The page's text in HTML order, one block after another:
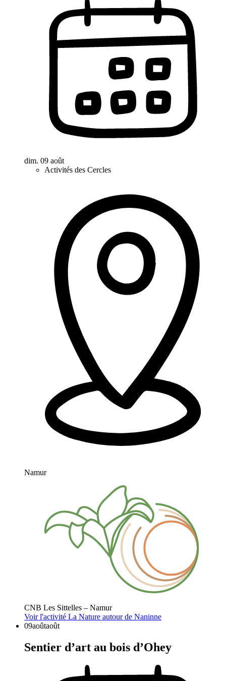
dim. 09 août
Activités des Cercles
Namur
CNB Les Sittelles – Namur
Voir l'activité La Nature autour de Naninne
09aoûtaoût
Sentier d’art au bois d’Ohey